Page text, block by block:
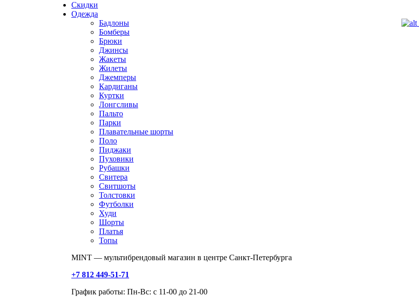
Скидки
Одежда
Бадлоны
Бомберы
Брюки
Джинсы
Жакеты
Жилеты
Джемперы
Кардиганы
Куртки
Лонгсливы
Пальто
Парки
Плавательные шорты
Поло
Пиджаки
Пуховики
Рубашки
Свитера
Свитшоты
Толстовки
Футболки
Худи
Шорты
Платья
Топы
MINT — мультибрендовый магазин в центре Санкт-Петербурга
+7 812 449-51-71
График работы: Пн-Вс: с 11-00 до 21-00